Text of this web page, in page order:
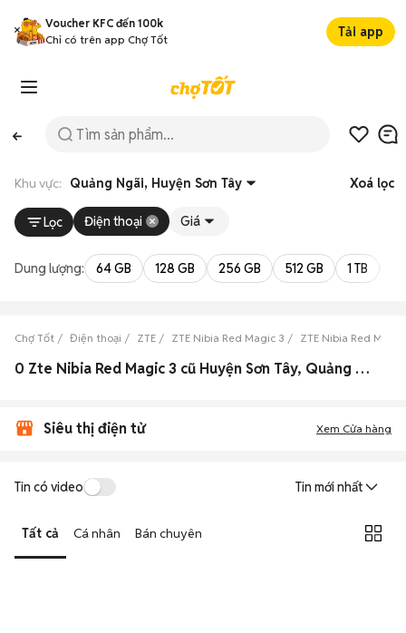
Voucher KFC đến 100k
Chỉ có trên app Chợ Tốt
Tải app
Khu vực: Quảng Ngãi, Huyện Sơn Tây Xoá lọc
Lọc Điện thoại Giá
Dung lượng: 64 GB 128 GB 256 GB 512 GB 1 TB
Chợ Tốt Điện thoại ZTE ZTE Nibia Red Magic 3 ZTE Nibia Red
0 Zte Nibia Red Magic 3 cũ Huyện Sơn Tây, Quảng Ngãi đẹp
Siêu thị điện tử Xem Cửa hàng
Tin có video Tin mới nhất
Tất cả Cá nhân Bán chuyên